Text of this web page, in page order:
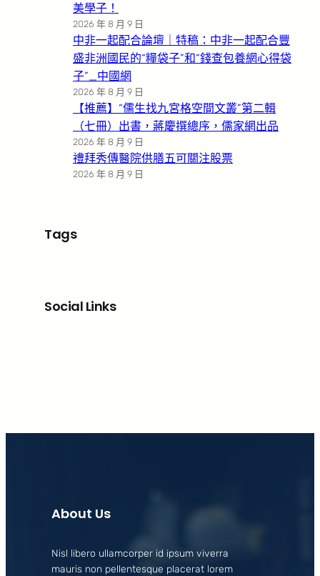
美學子！
2026 年 8 月 9 日
中非一起配合論壇｜特稿：中非一起配合豐
盛非洲國民的“糧袋子”和“錢查包養網心得袋
子”_中國網
2026 年 8 月 9 日
【推薦】“儒生找九宮格空間文叢”第二輯
（七冊）出書，蔣慶撰總序，儒家網出品
2026 年 8 月 9 日
禮拜秀傳醫院供膳五可關注股票
2026 年 8 月 9 日
Tags
Social Links
About Us
Nisl libero ullamcorper id ipsum viverra
mauris non pellentesque placerat lorem